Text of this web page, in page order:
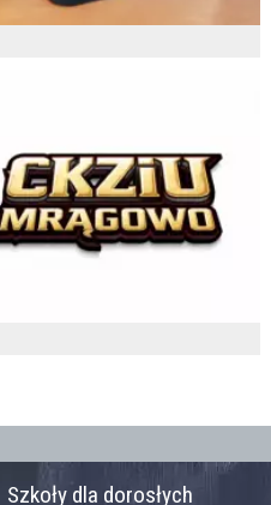
Szkoły dla dorosłych